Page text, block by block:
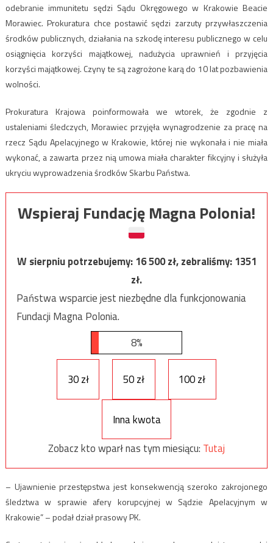
odebranie immunitetu sędzi Sądu Okręgowego w Krakowie Beacie
Morawiec. Prokuratura chce postawić sędzi zarzuty przywłaszczenia
środków publicznych, działania na szkodę interesu publicznego w celu
osiągnięcia korzyści majątkowej, nadużycia uprawnień i przyjęcia
korzyści majątkowej. Czyny te są zagrożone karą do 10 lat pozbawienia
wolności.
Prokuratura Krajowa poinformowała we wtorek, że zgodnie z
ustaleniami śledczych, Morawiec przyjęła wynagrodzenie za pracę na
rzecz Sądu Apelacyjnego w Krakowie, której nie wykonała i nie miała
wykonać, a zawarta przez nią umowa miała charakter fikcyjny i służyła
ukryciu wyprowadzenia środków Skarbu Państwa.
Wspieraj Fundację Magna Polonia!
W sierpniu potrzebujemy:16 500zł, zebraliśmy:1351
zł.
Państwa wsparcie jest niezbędne dla funkcjonowania
Fundacji Magna Polonia.
8%
30 zł 50 zł 100 zł
Inna kwota
Zobacz kto wparł nas tym miesiącu: Tutaj
– Ujawnienie przestępstwa jest konsekwencją szeroko zakrojonego
śledztwa w sprawie afery korupcyjnej w Sądzie Apelacyjnym w
Krakowie” – podał dział prasowy PK.